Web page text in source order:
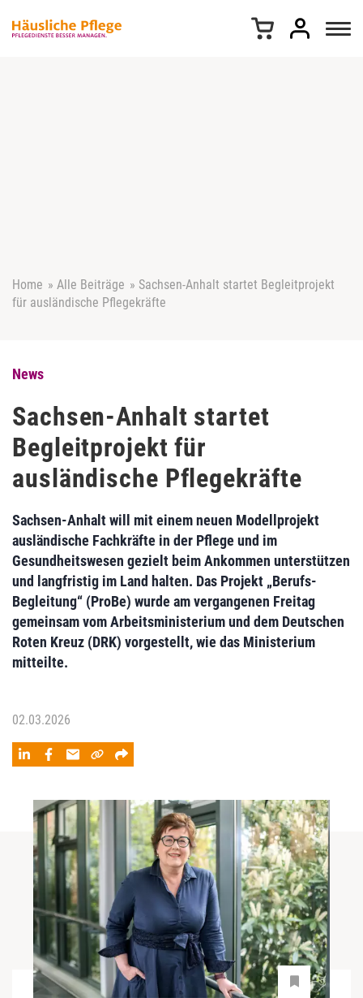
Home » Alle Beiträge » Sachsen-Anhalt startet Begleitprojekt
für ausländische Pflegekräfte
News
Sachsen-Anhalt startet
Begleitprojekt für
ausländische Pflegekräfte
Sachsen-Anhalt will mit einem neuen Modellprojekt
ausländische Fachkräfte in der Pflege und im
Gesundheitswesen gezielt beim Ankommen unterstützen
und langfristig im Land halten. Das Projekt „Berufs-
Begleitung“ (ProBe) wurde am vergangenen Freitag
gemeinsam vom Arbeitsministerium und dem Deutschen
Roten Kreuz (DRK) vorgestellt, wie das Ministerium
mitteilte.
02.03.2026